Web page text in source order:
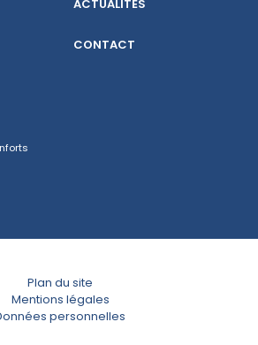
ACTUALITÉS
CONTACT
Plan du site
Mentions légales
personnelles